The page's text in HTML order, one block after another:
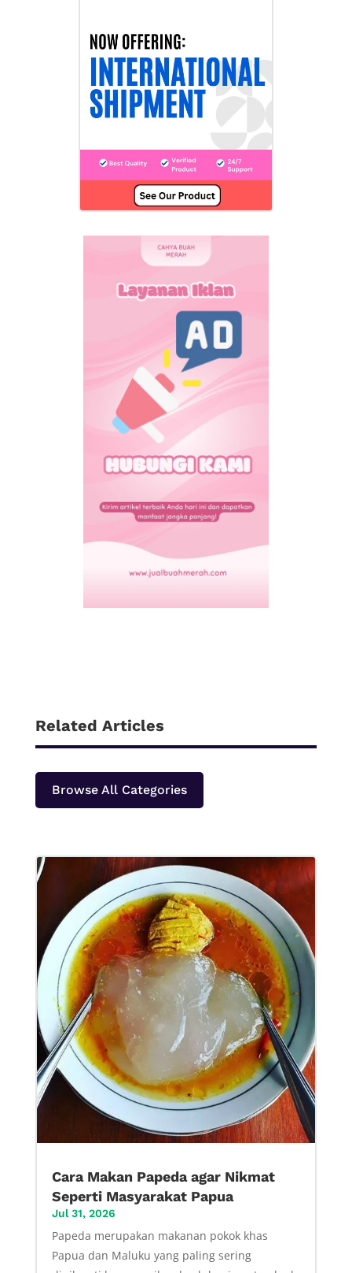
Related Articles
Browse All Categories
Cara Makan Papeda agar Nikmat
Seperti Masyarakat Papua
Jul 31, 2026
Papeda merupakan makanan pokok khas
Papua dan Maluku yang paling sering